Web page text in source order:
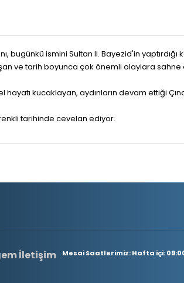
ismini Sultan II. Bayezid'in yaptırdığı
ve tarih boyunca çok önemli olaylara
kucaklayan, aydınların devam ettiği
tarihinde cevelan ediyor.
İletişim Mesai Saatlerimiz: Hafta içi: